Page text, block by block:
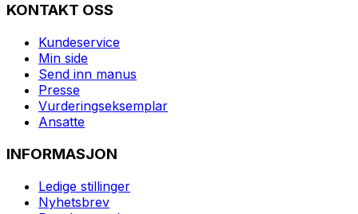
KONTAKT OSS
Kundeservice
Min side
Send inn manus
Presse
Vurderingseksemplar
Ansatte
INFORMASJON
Ledige stillinger
Nyhetsbrev